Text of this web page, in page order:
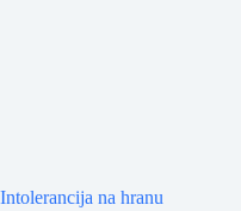
Intolerancija na hranu